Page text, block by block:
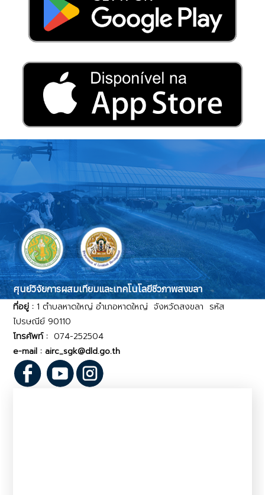
ศุนย์วิจัยการผสมเทียมและเทคโนโลยีชีวภาพสงขลา
ที่อยู่ :1 ตำบลหาดใหญ่ อำเภอหาดใหญ่ จังหวัดสงขลา รหัส
ไปรษณีย์ 90110
โทรศัพท์ : 074-252504
e-mail : airc_sgk@dld.go.th